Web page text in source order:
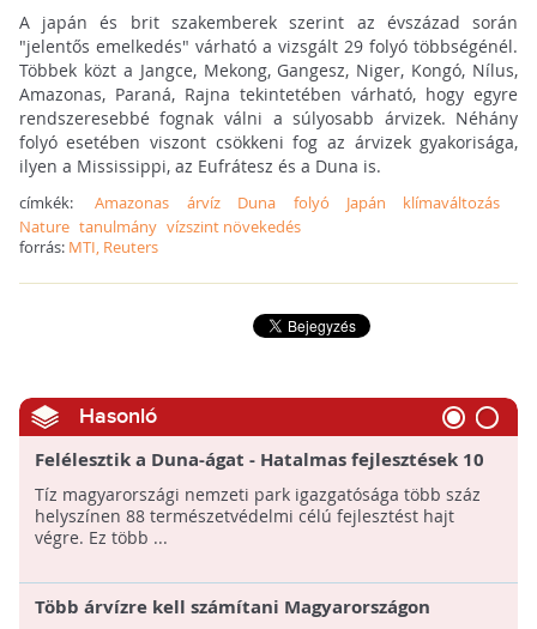
A japán és brit szakemberek szerint az évszázad során
"jelentős emelkedés" várható a vizsgált 29 folyó többségénél.
Többek közt a Jangce, Mekong, Gangesz, Niger, Kongó, Nílus,
Amazonas, Paraná, Rajna tekintetében várható, hogy egyre
rendszeresebbé fognak válni a súlyosabb árvizek. Néhány
folyó esetében viszont csökkeni fog az árvizek gyakorisága,
ilyen a Mississippi, az Eufrátesz és a Duna is.
címkék:Amazonas árvíz Duna folyó Japán
klímaváltozás
Nature tanulmány vízszint növekedés
forrás: MTI, Reuters
Hasonló
Felélesztik a Duna-ágat - Hatalmas fejlesztések 10
nemzeti parkban
Tíz magyarországi nemzeti park igazgatósága több száz
helyszínen 88 természetvédelmi célú fejlesztést hajt
végre. Ez több ...
Több árvízre kell számítani Magyarországon